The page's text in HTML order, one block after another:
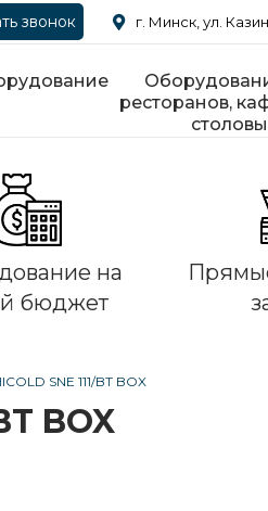
звонок г. Минск, ул.
ресторанов,
на
бюджет
SNE 111/BT BOX
BOX